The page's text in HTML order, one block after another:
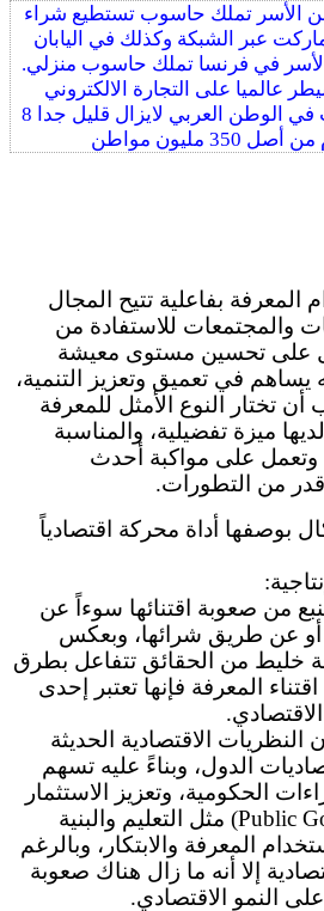
حيث 70 % من الأسر تملك حاسوب تستطيع شراء
عبر الشبكة وكذلك في اليابان
عالميا على التجارة الالكتروني
عدد مستخدمي الانترنت في الوطن العربي لايزال قليل جدا 8
مليون مواطن
بفاعلية تتيح المجال
والمجتمعات للاستفادة من
على تحسين مستوى معيشة
يساهم في تعميق وتعزيز التنمية،
تختار النوع الأمثل للمعرفة
ميزة تفضيلية، والمناسبة
وتعمل على مواكبة أحدث
قدر من التطورات.
بوصفها أداة محركة اقتصادياً
من صعوبة اقتنائها سوءاً عن
أو عن طريق شرائها، وبعكس
خليط من الحقائق تتفاعل بطرق
المعرفة فإنها تعتبر إحدى
النظريات الاقتصادية الحديثة
الدول، وبناءً عليه تسهم
الحكومية، وتعزيز الاستثمار
في السلع العامة (Public Goods) مثل التعليم والبنية
المعرفة والابتكار، وبالرغم
إلا أنه ما زال هناك صعوبة
النمو الاقتصادي.